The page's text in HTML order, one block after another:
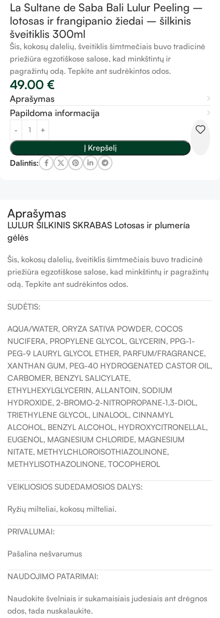
La Sultane de Saba Bali Lulur Peeling –
lotosas ir frangipanio žiedai – šilkinis
šveitiklis 300ml
Šis, kokosų dalelių, šveitiklis šimtmečiais buvo tradicinė
priežiūra egzotiškose salose, kad minkštintų ir
pagražintų odą. Tepkite ant sudrėkintos odos.
49.00 €
Aprašymas
Papildoma informacija
Į Krepšelį
Dalintis:
Aprašymas
LULUR ŠILKINIS SKRABAS Lotosas ir plumería
gėlės
Šis, kokosų dalelių, šveitiklis šimtmečiais buvo tradicinė
priežiūra egzotiškose salose, kad minkštintų ir pagražintų
odą. Tepkite ant sudrėkintos odos.
SUDĖTIS:
AQUA/WATER, ORYZA SATIVA POWDER, COCOS
NUCIFERA, PROPYLENE GLYCOL, GLYCERIN, PPG-1-
PEG-9 LAURYL GLYCOL ETHER, PARFUM/FRAGRANCE,
XANTHAN GUM, PEG-40 HYDROGENATED CASTOR OIL,
CARBOMER, BENZYL SALICYLATE,
ETHYLHEXYLGLYCERIN, ALLANTOIN, SODIUM
HYDROXIDE, 2-BROMO-2-NITROPROPANE-1,3-DIOL,
TRIETHYLENE GLYCOL, LINALOOL, CINNAMYL
ALCOHOL, BENZYL ALCOHOL, HYDROXYCITRONELLAL,
EUGENOL, MAGNESIUM CHLORIDE, MAGNESIUM
NITATE, METHYLCHLOROISOTHIAZOLINONE,
METHYLISOTHAZOLINONE, TOCOPHEROL
VEIKLIOSIOS SUDEDAMOSIOS DALYS:
Ryžių milteliai, kokosų milteliai.
PRIVALUMAI:
Pašalina nešvarumus
NAUDOJIMO PATARIMAI:
Naudokite švelniais ir sukamaisiais judesiais ant drėgnos
odos, tada nuskalaukite.